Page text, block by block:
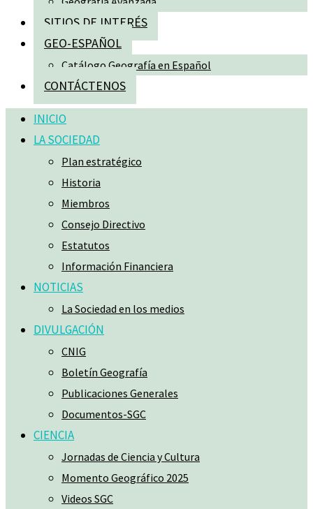
SITIOS DE INTERÉS
GEO-ESPAÑOL
Catálogo Geografía en Español
CONTÁCTENOS
INICIO
LA SOCIEDAD
Plan estratégico
Historia
Miembros
Consejo Directivo
Estatutos
Información Financiera
NOTICIAS
La Sociedad en los medios
DIVULGACIÓN
CNIG
Boletín Geografía
Publicaciones Generales
Documentos-SGC
CIENCIA
Jornadas de Ciencia y Cultura
Momento Geográfico 2025
Videos SGC